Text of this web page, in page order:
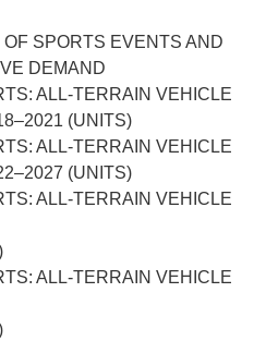
EVENTS AND
DEMAND
ALL-TERRAIN VEHICLE
(UNITS)
ALL-TERRAIN VEHICLE
(UNITS)
ALL-TERRAIN VEHICLE
ALL-TERRAIN VEHICLE